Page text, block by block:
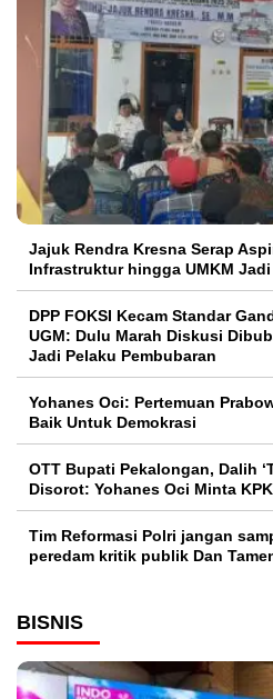
Jajuk Rendra Kresna Serap
Infrastruktur hingga UMKM
DPP FOKSI Kecam Standar
UGM: Dulu Marah Diskusi
Jadi Pelaku Pembubaran
Yohanes Oci: Pertemuan
Baik Untuk Demokrasi
OTT Bupati Pekalongan, Dalih
Disorot: Yohanes Oci Minta
Tim Reformasi Polri jangan
peredam kritik publik Dan
BISNIS